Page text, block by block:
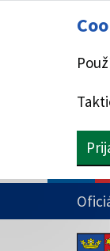
PRESKOČIŤ